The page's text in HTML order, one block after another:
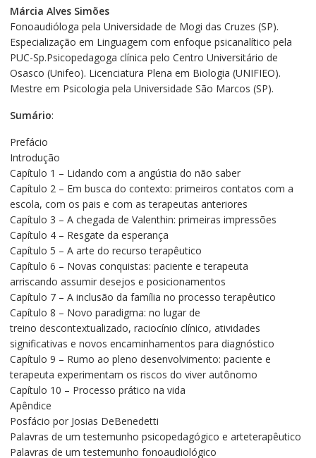
psicanálise
e
outro
saberes
quantidade
Márcia Alves Simões
Fonoaudióloga pela Universidade de Mogi das Cruzes (SP).
Especialização em Linguagem com enfoque psicanalítico pela
PUC-Sp.Psicopedagoga clínica pelo Centro Universitário de
Osasco (Unifeo). Licenciatura Plena em Biologia (UNIFIEO).
Mestre em Psicologia pela Universidade São Marcos (SP).
Sumário:
Prefácio
Introdução
Capítulo 1 – Lidando com a angústia do não saber
Capítulo 2 – Em busca do contexto: primeiros contatos com a
escola, com os pais e com as terapeutas anteriores
Capítulo 3 – A chegada de Valenthin: primeiras impressões
Capítulo 4 – Resgate da esperança
Capítulo 5 – A arte do recurso terapêutico
Capítulo 6 – Novas conquistas: paciente e terapeuta
arriscando assumir desejos e posicionamentos
Capítulo 7 – A inclusão da família no processo terapêutico
Capítulo 8 – Novo paradigma: no lugar de
treino descontextualizado, raciocínio clínico, atividades
significativas e novos encaminhamentos para diagnóstico
Capítulo 9 – Rumo ao pleno desenvolvimento: paciente e
terapeuta experimentam os riscos do viver autônomo
Capítulo 10 – Processo prático na vida
Apêndice
Posfácio por Josias DeBenedetti
Palavras de um testemunho psicopedagógico e arteterapêutico
Palavras de um testemunho fonoaudiológico